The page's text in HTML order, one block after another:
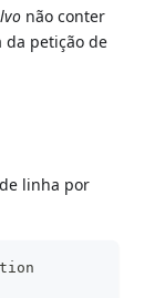
não conter
petição de
linha por